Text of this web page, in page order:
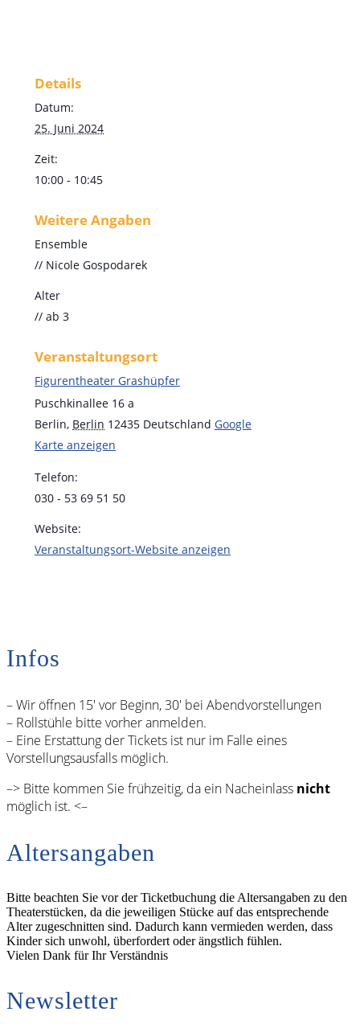
Details
Datum:
25. Juni 2024
Zeit:
10:00 - 10:45
Veranstaltungsort
Figurentheater Grashüpfer
Puschkinallee 16 a
Berlin, Berlin 12435 Deutschland Google
Karte anzeigen
Telefon:
030 - 53 69 51 50
Website:
Veranstaltungsort-Website anzeigen
Weitere Angaben
Ensemble
// Nicole Gospodarek
Alter
// ab 3
Infos
– Wir öffnen 15′ vor Beginn, 30′ bei Abendvorstellungen
– Rollstühle bitte vorher anmelden.
– Eine Erstattung der Tickets ist nur im Falle eines
Vorstellungsausfalls möglich.
–> Bitte kommen Sie frühzeitig, da ein Nacheinlass nicht
möglich ist. <–
Altersangaben
Bitte beachten Sie vor der Ticketbuchung die Altersangaben zu den
Theaterstücken, da die jeweiligen Stücke auf das entsprechende
Alter zugeschnitten sind. Dadurch kann vermieden werden, dass
Kinder sich unwohl, überfordert oder ängstlich fühlen.
Vielen Dank für Ihr Verständnis
Newsletter